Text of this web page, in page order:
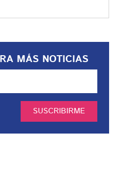
MÁS NOTICIAS
SUSCRIBIRME